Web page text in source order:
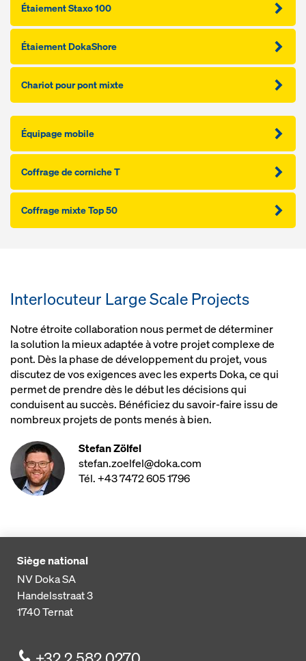
Étaiement Staxo 100
Étaiement DokaShore
Chariot pour pont mixte
Équipage mobile
Coffrage de corniche T
Coffrage mixte Top 50
Interlocuteur Large Scale Projects
Notre étroite collaboration nous permet de déterminer
la solution la mieux adaptée à votre projet complexe de
pont. Dès la phase de développement du projet, vous
discutez de vos exigences avec les experts Doka, ce qui
permet de prendre dès le début les décisions qui
conduisent au succès. Bénéficiez du savoir-faire issu de
nombreux projets de ponts menés à bien.
Stefan Zölfel
stefan.zoelfel@doka.com
Tél. +43 7472 605 1796
Siège national
NV Doka SA
Handelsstraat 3
1740Ternat